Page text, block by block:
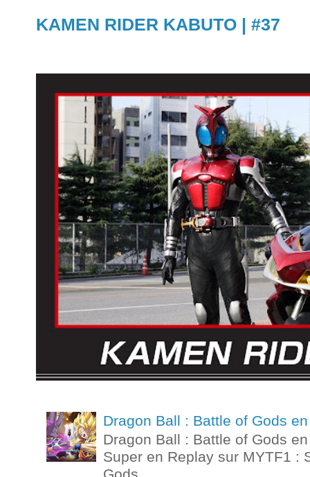
KAMEN RIDER KABUTO | #37
Dragon Ball : Battle of Gods
Dragon Ball : Battle of Gods
Super en Replay sur MYTF1 :